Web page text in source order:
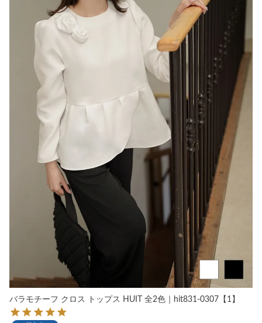
バラモチーフ クロス トップス HUIT 全2色｜hit831-0307【1】